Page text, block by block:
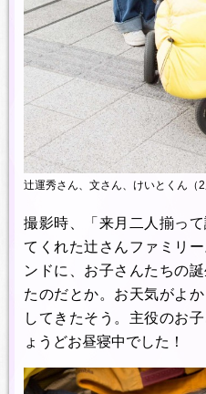
辻運秀さん、文さん、けいとくん（
撮影時、「来月二人揃っ
てくれた辻さんファミリ
ンドに、お子さんたちの
たのだとか。お天気がよ
してきたそう。主役のお
ょうどお昼寝中でした！